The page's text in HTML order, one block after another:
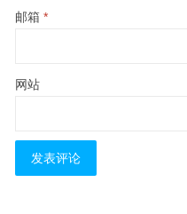
邮箱 *
网站